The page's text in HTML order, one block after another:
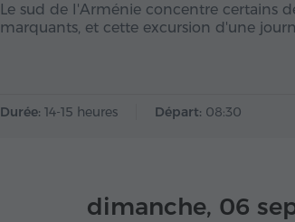
Le sud de l'Arménie concentre certains
marquants, et cette excursion d'une
Durée: 14-15 heures Départ: 08:30
dimanche, 06